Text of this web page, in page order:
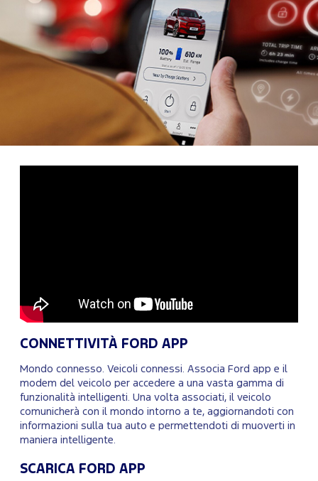
CONNETTIVITÀ FORD APP
Mondo connesso. Veicoli connessi. Associa Ford app e il
modem del veicolo per accedere a una vasta gamma di
funzionalità intelligenti. Una volta associati, il veicolo
comunicherà con il mondo intorno a te, aggiornandoti con
informazioni sulla tua auto e permettendoti di muoverti in
maniera intelligente.
SCARICA FORD APP